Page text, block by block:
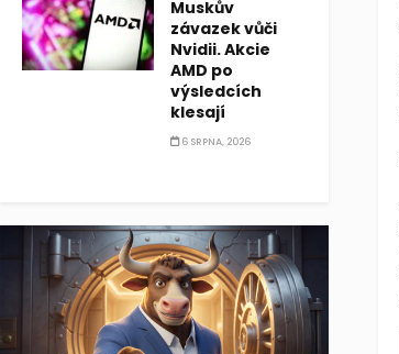
Muskův
závazek vůči
Nvidii. Akcie
AMD po
výsledcích
klesají
6 SRPNA, 2026